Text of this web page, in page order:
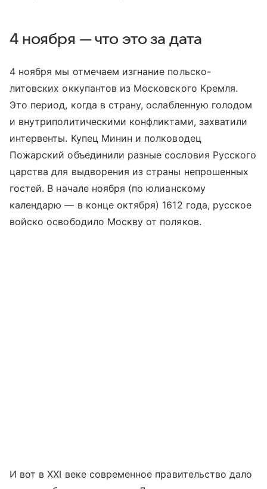
4 ноября — что это за дата
4 ноября мы отмечаем изгнание польско-
литовских оккупантов из Московского Кремля.
Это период, когда в страну, ослабленную голодом
и внутриполитическими конфликтами, захватили
интервенты. Купец Минин и полководец
Пожарский объединили разные сословия Русского
царства для выдворения из страны непрошенных
гостей. В начале ноября (по юлианскому
календарю — в конце октября) 1612 года, русское
войско освободило Москву от поляков.
И вот в XXI веке современное правительство дало